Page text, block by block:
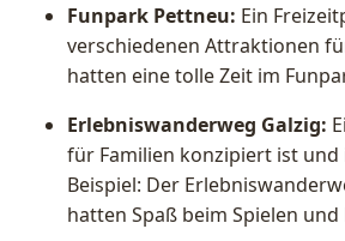
Funpark Pettneu: Ein
verschiedenen Attraktionen
hatten eine tolle Zeit im
Erlebniswanderweg Galzig:
für Familien konzipiert ist
Beispiel: Der
hatten Spaß beim Spielen und